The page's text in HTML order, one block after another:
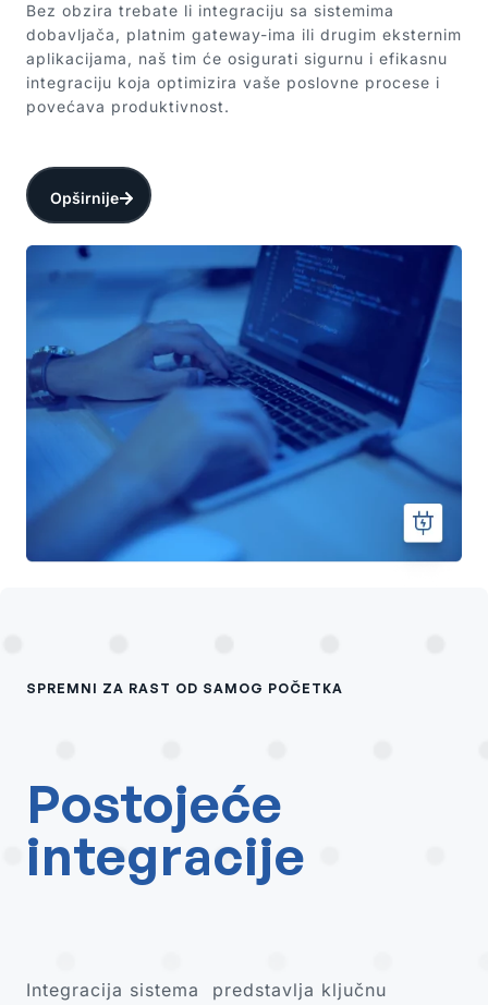
Bez obzira trebate li integraciju sa sistemima
dobavljača, platnim gateway-ima ili drugim eksternim
aplikacijama, naš tim će osigurati sigurnu i efikasnu
integraciju koja optimizira vaše poslovne procese i
povećava produktivnost.
Opširnije
SPREMNI ZA RAST OD SAMOG POČETKA
Postojeće
integracije
Integracija sistema predstavlja ključnu